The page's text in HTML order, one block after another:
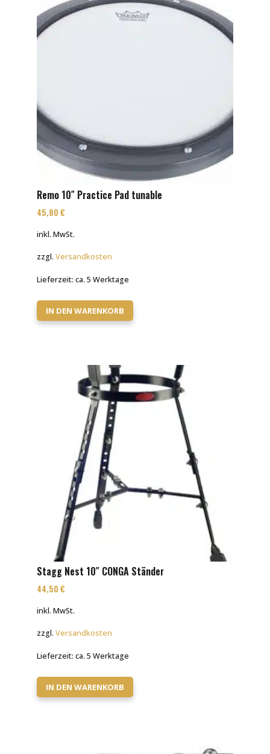
Remo 10″ Practice Pad tunable
45,80 €
inkl. MwSt.
zzgl. Versandkosten
Lieferzeit: ca. 5 Werktage
IN DEN WARENKORB
Stagg Nest 10″ CONGA Ständer
44,50 €
inkl. MwSt.
zzgl. Versandkosten
Lieferzeit: ca. 5 Werktage
IN DEN WARENKORB